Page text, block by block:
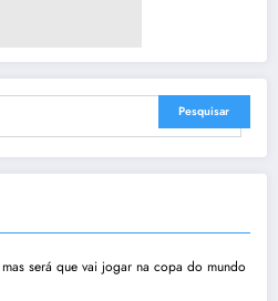
será que vai jogar na copa do mundo